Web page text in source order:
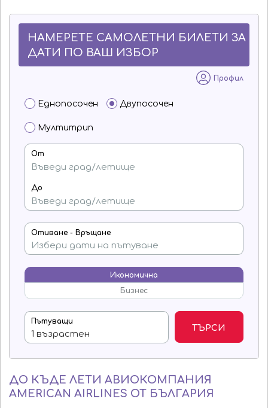
НАМЕРЕТЕ САМОЛЕТНИ БИЛЕТИ ЗА
ДАТИ ПО ВАШ ИЗБОР
Профил
Еднопосочен Двупосочен
Мултитрип
От
До
Отиване - Връщане
Икономична
Бизнес
Пътуващи
ТЪРСИ
ДО КЪДЕ ЛЕТИ АВИОКОМПАНИЯ
AMERICAN AIRLINES ОТ БЪЛГАРИЯ